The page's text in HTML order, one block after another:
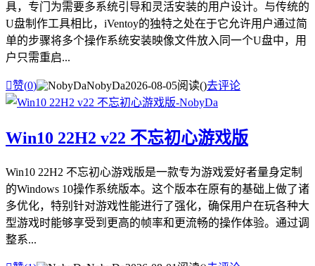
具，专门为需要多系统引导和灵活安装的用户设计。与传统的
U盘制作工具相比，iVentoy的独特之处在于它允许用户通过简
单的步骤将多个操作系统安装映像文件放入同一个U盘中，用
户只需重启...
赞(0) NobyDa2026-08-05阅读()去评论
Win10 22H2 v22 不忘初心游戏版
Win10 22H2 不忘初心游戏版是一款专为游戏爱好者量身定制
的Windows 10操作系统版本。这个版本在原有的基础上做了诸
多优化，特别针对游戏性能进行了强化，确保用户在玩各种大
型游戏时能够享受到更高的帧率和更流畅的操作体验。通过调
整系...